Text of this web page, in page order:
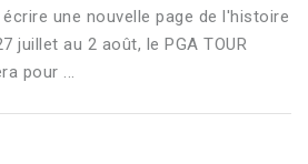
une nouvelle page de l'histoire
juillet au 2 août, le PGA TOUR
pour ...